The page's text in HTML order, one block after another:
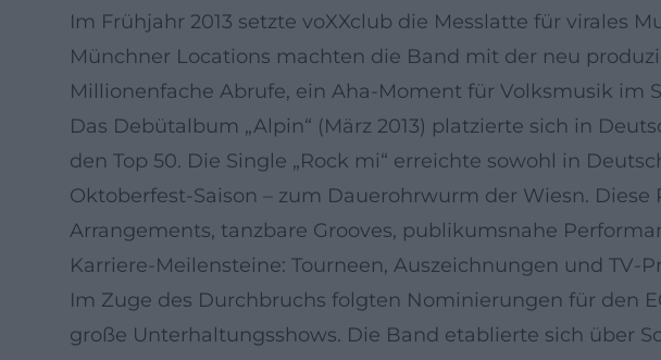
Im Frühjahr 2013 setzte voXXclub die Messlatte für virales
Münchner Locations machten die Band mit der neu
Millionenfache Abrufe, ein Aha-Moment für Volksmusik im
Das Debütalbum „Alpin“ (März 2013) platzierte sich in
den Top 50. Die Single „Rock mi“ erreichte sowohl in
Oktoberfest-Saison – zum Dauerohrwurm der Wiesn.
Arrangements, tanzbare Grooves, publikumsnahe
Karriere-Meilensteine: Tourneen, Auszeichnungen und TV-
Im Zuge des Durchbruchs folgten Nominierungen für den
große Unterhaltungsshows. Die Band etablierte sich über